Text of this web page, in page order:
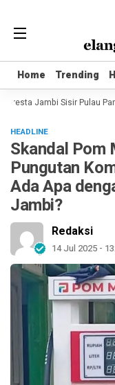
Home Trending
Home Trending
Jambi Sisir Pulau
HEADLINE
Skandal Pom
Pungutan
Ada Apa
Jambi?
Redaksi
14 Jul 2025 -